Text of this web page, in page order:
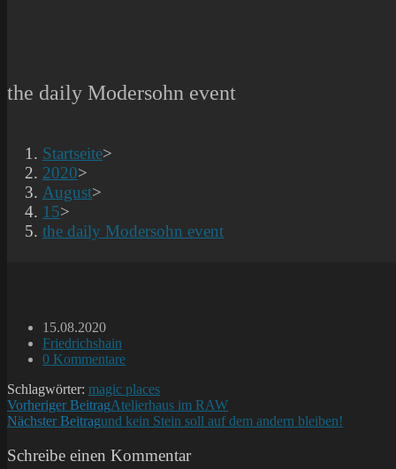
the daily Modersohn event
Startseite>
2020>
August>
15>
the daily Modersohn event
Beitrag
veröffentlicht:
15.08.2020
Beitrags-
Kategorie:
Friedrichshain
Beitrags-
0 Kommentare
Schlagwörter: magic places
Weitere
Artikel
ansehen
Vorheriger BeitragAtelierhaus im RAW
Nächster Beitragund kein Stein soll auf dem andern bleiben!
Schreibe einen Kommentar